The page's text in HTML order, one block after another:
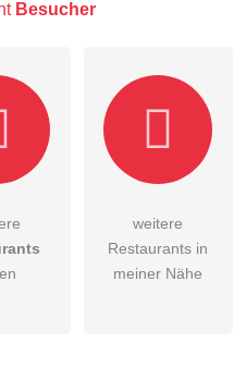
AGB
ich zur Kenntnis genommen.
Besucher
weitere
Restaurants in
meiner Nähe